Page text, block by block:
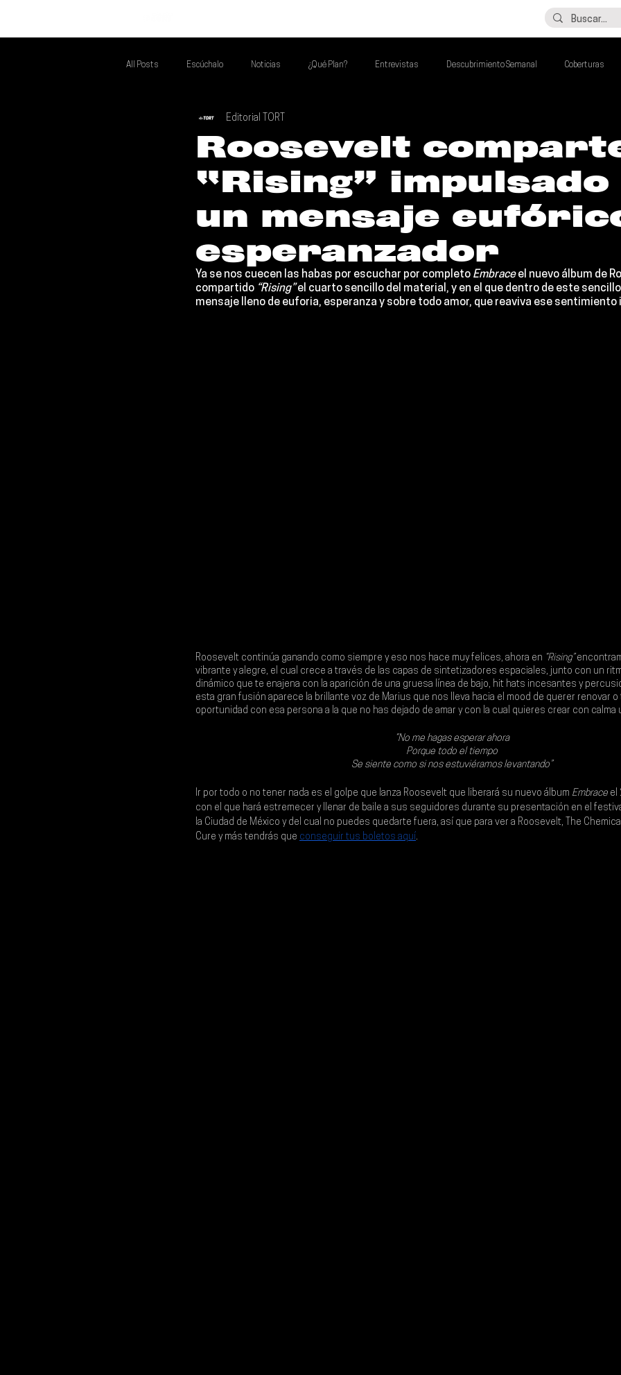
All Posts Escúchalo Noticias ¿Qué Plan? Entrevistas Descubrimiento Semanal Coberturas
Si Te Gusta... Te Recomendamos A...
Poder Latino Que Descubrir Mejores de la Semana Talento Mexa Semanal Álbumes de la Semana
Roosevelt
“Rising”
un mensaje
esperanzador
Editorial TORT
Ya se nos cuecen las habas por escuchar por completo Embrace el nuevo álbum de
compartido “Rising” el cuarto sencillo del material, y en el que dentro de este sencillo
mensaje lleno de euforia, esperanza y sobre todo amor, que reaviva ese sentimiento
Roosevelt continúa ganando como siempre y eso nos hace muy felices, ahora en “Rising”
vibrante y alegre, el cual crece a través de las capas de sintetizadores espaciales, junto con un
dinámico que te enajena con la aparición de una gruesa línea de bajo, hit hats incesantes y
esta gran fusión aparece la brillante voz de Marius que nos lleva hacia el mood de querer renovar o
oportunidad con esa persona a la que no has dejado de amar y con la cual quieres crear con calma
“No me hagas esperar ahora
Porque todo el tiempo
Se siente como si nos estuviéramos levantando”
Ir por todo o no tener nada es el golpe que lanza Roosevelt que liberará su nuevo álbum Embrace el
con el que hará estremecer y llenar de baile a sus seguidores durante su presentación en el
la Ciudad de México y del cual no puedes quedarte fuera, así que para ver a Roosevelt, The
Cure y más tendrás que conseguir tus boletos aquí.